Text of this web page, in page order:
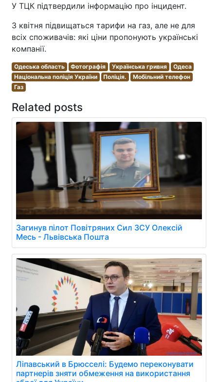
У ТЦК підтвердили інформацію про інцидент.
З квітня підвищаться тарифи на газ, але не для
всіх споживачів: які ціни пропонують українські
компанії.
Одеська область Фотографія Українська гривня
Одеса
Національна поліція України
Поліція.
Мобільний телефон
Газ
Related posts
Загинув пілот Повітряних Сил ЗСУ Олексій
Месь - Львівська Пошта
Ліпавський в Брюсселі: Будемо переконувати
партнерів зняти обмеження на використання